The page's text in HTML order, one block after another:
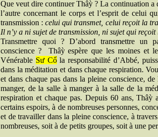
Que veut dire continuer Thâỳ ? La continuation a
l’autre concernant le corps et l’esprit de celui
transmission :celui qui transmet, celui reçoit la
Il n’y a ni sujet de transmission, ni sujet qui
Transmettre quoi ? D’abord transmettre
conscience ? Thâỳ espère que les moines et
Vénérable Sư Cổla responsabilité d’Abbé,
dans la méditation et dans chaque respiration.
et dans chaque pas dans la pleine conscience,
manger, de la salle à manger à la salle de la
respiration et chaque pas. Depuis 60 ans, Thâỳ
certains espoirs, à de nombreuses personnes,
et de travailler dans la pleine conscience, à
nombreuses, soit à de petits groupes, soit à une